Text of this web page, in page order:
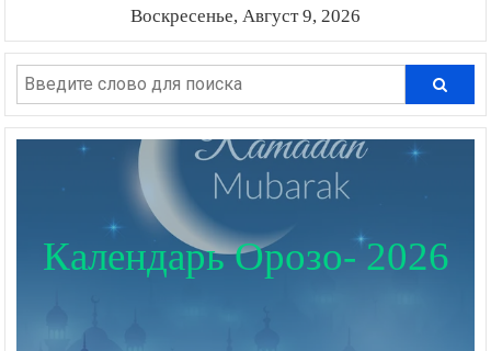
Воскресенье, Август 9, 2026
Календарь Орозо- 2026